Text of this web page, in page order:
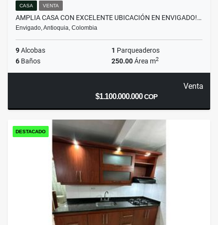
CASA VENTA
AMPLIA CASA CON EXCELENTE UBICACIÓN EN ENVIGADO!…
Envigado, Antioquia, Colombia
9Alcobas 1 Parqueaderos
6 Baños 250.00Área m2
Venta
$1.100.000.000COP
DESTACADO